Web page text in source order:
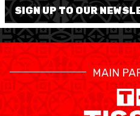
SIGN UP TO OUR
MAIN